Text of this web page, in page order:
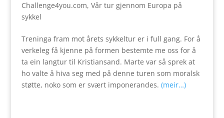
Challenge4you.com, Vår tur gjennom Europa på
sykkel
Treninga fram mot årets sykkeltur er i full gang. For å
verkeleg få kjenne på formen bestemte me oss for å
ta ein langtur til Kristiansand. Marte var så sprek at
ho valte å hiva seg med på denne turen som moralsk
støtte, noko som er svært imponerandes. (meir…)